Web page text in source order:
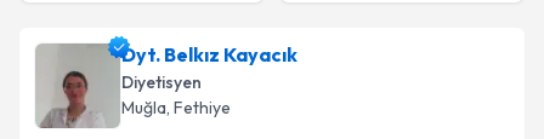
Dyt. Belkız Kayacık
Diyetisyen
Muğla, Fethiye